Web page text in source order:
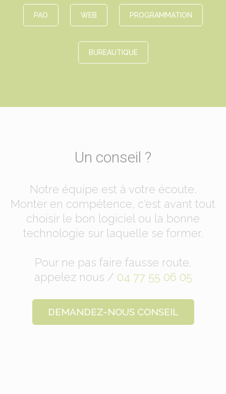
PAO WEB PROGRAMMATION
BUREAUTIQUE
Un conseil ?
Notre équipe est à votre écoute.
Monter en compétence, c'est avant tout
choisir le bon logiciel ou la bonne
technologie sur laquelle se former.
Pour ne pas faire fausse route,
appelez nous / 04 77 55 06 05
DEMANDEZ-NOUS CONSEIL